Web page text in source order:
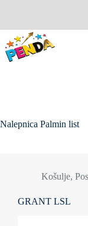
Nalepnica Palmin list
Košulje,
GRANT LSL